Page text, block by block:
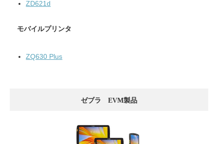
ZD621d
モバイルプリンタ
ZQ630 Plus
ゼブラ EVM製品